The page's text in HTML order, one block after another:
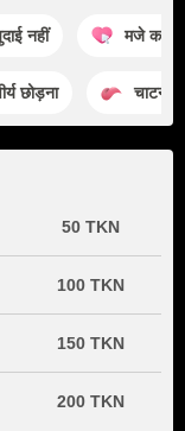
नहीं मजे करना
छोड़ना चाटना
50 TKN
100 TKN
150 TKN
200 TKN